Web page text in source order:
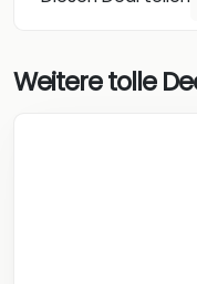
Weitere tolle